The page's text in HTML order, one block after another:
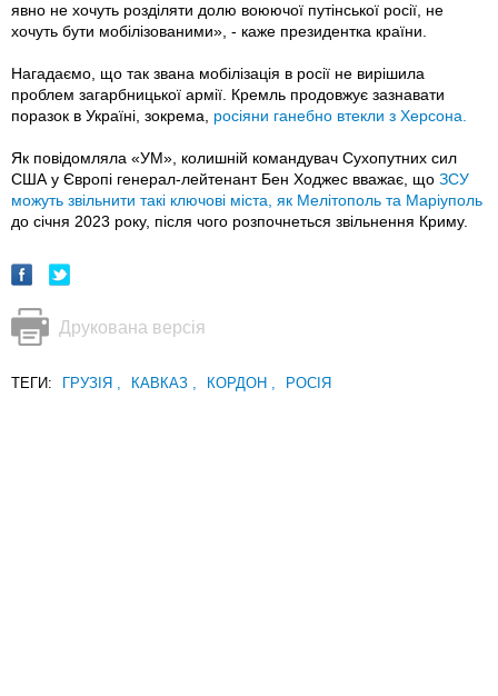
явно не хочуть розділяти долю воюючої путінської росії, не
хочуть бути мобілізованими», - каже президентка країни.
Нагадаємо, що так звана мобілізація в росії не вирішила
проблем загарбницької армії. Кремль продовжує зазнавати
поразок в Україні, зокрема, росіяни ганебно втекли з Херсона.
Як повідомляла «УМ», колишній командувач Сухопутних сил
США у Європі генерал-лейтенант Бен Ходжес вважає, що ЗСУ
можуть звільнити такі ключові міста, як Мелітополь та Маріуполь
до січня 2023 року, після чого розпочнеться звільнення Криму.
Друкована версія
ТЕГИ: ГРУЗІЯ , КАВКАЗ , КОРДОН , РОСІЯ